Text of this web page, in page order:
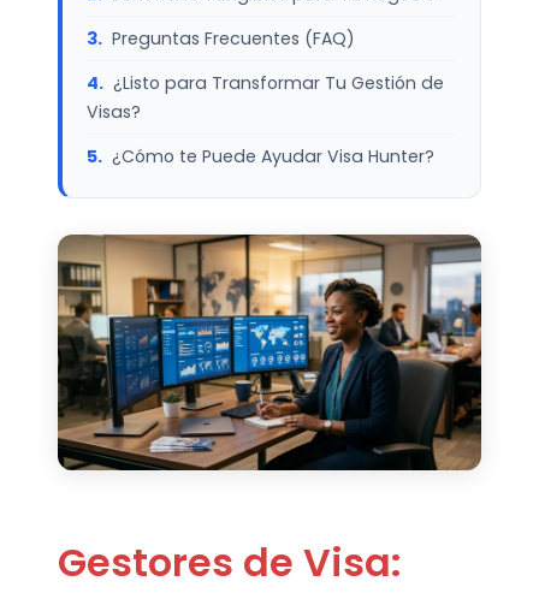
Preguntas Frecuentes (FAQ)
¿Listo para Transformar Tu Gestión de
Visas?
¿Cómo te Puede Ayudar Visa Hunter?
Gestores de Visa: